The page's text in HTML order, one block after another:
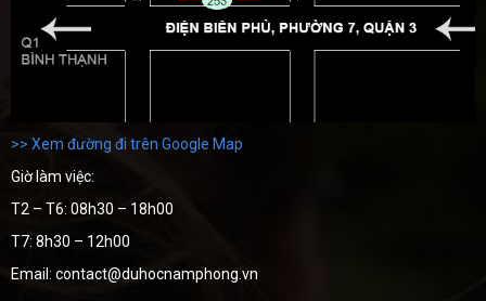
>> Xem đường đi trên Google Map
Giờ làm việc:
T2 – T6: 08h30 – 18h00
T7: 8h30 – 12h00
Email: contact@duhocnamphong.vn